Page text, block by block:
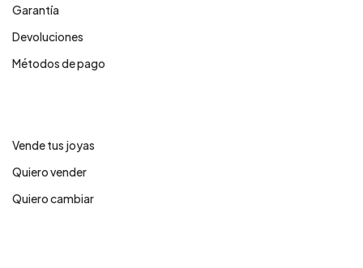
Garantía
Devoluciones
Métodos de pago
Vende tus joyas
Quiero vender
Quiero cambiar